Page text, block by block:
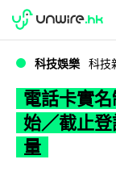
WWDC 2026
科技娛樂 科技
電話卡實
始／截止
量